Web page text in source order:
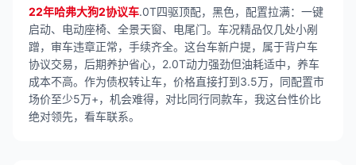
22年哈弗大狗2协议车.0T四驱顶配，黑色，配置拉满：一键
启动、电动座椅、全景天窗、电尾门。车况精品仅几处小剐
蹭，审车违章正常，手续齐全。这台车新户提，属于背户车
协议交易，后期养护省心，2.0T动力强劲但油耗适中，养车
成本不高。作为债权转让车，价格直接打到3.5万，同配置市
场价至少5万+，机会难得，对比同行同款车，我这台性价比
绝对领先，看车联系。